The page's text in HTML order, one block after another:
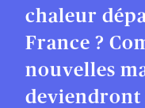
chaleur
France ?
nouvelles
deviendront